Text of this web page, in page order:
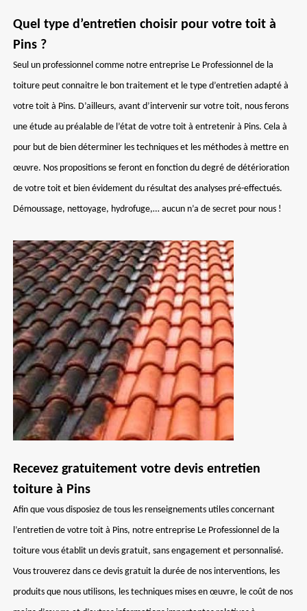
Quel type d’entretien choisir pour votre toit à
Pins ?
Seul un professionnel comme notre entreprise Le Professionnel de la
toiture peut connaitre le bon traitement et le type d’entretien adapté à
votre toit à Pins. D’ailleurs, avant d’intervenir sur votre toit, nous ferons
une étude au préalable de l’état de votre toit à entretenir à Pins. Cela à
pour but de bien déterminer les techniques et les méthodes à mettre en
œuvre. Nos propositions se feront en fonction du degré de détérioration
de votre toit et bien évidement du résultat des analyses pré-effectués.
Démoussage, nettoyage, hydrofuge,… aucun n’a de secret pour nous !
Recevez gratuitement votre devis entretien
toiture à Pins
Afin que vous disposiez de tous les renseignements utiles concernant
l’entretien de votre toit à Pins, notre entreprise Le Professionnel de la
toiture vous établit un devis gratuit, sans engagement et personnalisé.
Vous trouverez dans ce devis gratuit la durée de nos interventions, les
produits que nous utilisons, les techniques mises en œuvre, le coût de nos